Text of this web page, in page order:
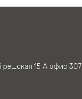
15 А офис 307